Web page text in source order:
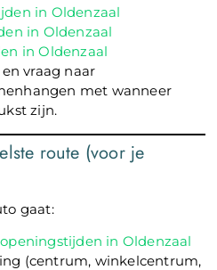
in Oldenzaal
in Oldenzaal
in Oldenzaal
vraag naar
met wanneer
zijn.
route (voor je
gaat:
in Oldenzaal
(centrum, winkelcentrum,